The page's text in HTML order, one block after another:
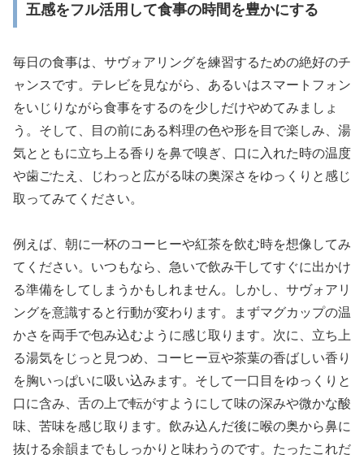
五感をフル活用して食事の時間を豊かにする
毎日の食事は、サヴォアリングを練習するための絶好のチ
ャンスです。テレビを見ながら、あるいはスマートフォン
をいじりながら食事をするのを少しだけやめてみましょ
う。そして、目の前にある料理の色や形を目で楽しみ、湯
気とともに立ち上る香りを鼻で嗅ぎ、口に入れた時の温度
や歯ごたえ、じわっと広がる味の奥深さをゆっくりと感じ
取ってみてください。
例えば、朝に一杯のコーヒーや紅茶を飲む時を想像してみ
てください。いつもなら、急いで飲み干してすぐに出かけ
る準備をしてしまうかもしれません。しかし、サヴォアリ
ングを意識すると行動が変わります。まずマグカップの温
かさを両手で包み込むように感じ取ります。次に、立ち上
る湯気をじっと見つめ、コーヒー豆や茶葉の香ばしい香り
を胸いっぱいに吸い込みます。そして一口目をゆっくりと
口に含み、舌の上で転がすようにして味の深みや微かな酸
味、苦味を感じ取ります。飲み込んだ後に喉の奥から鼻に
抜ける余韻までもしっかりと味わうのです。たったこれだ